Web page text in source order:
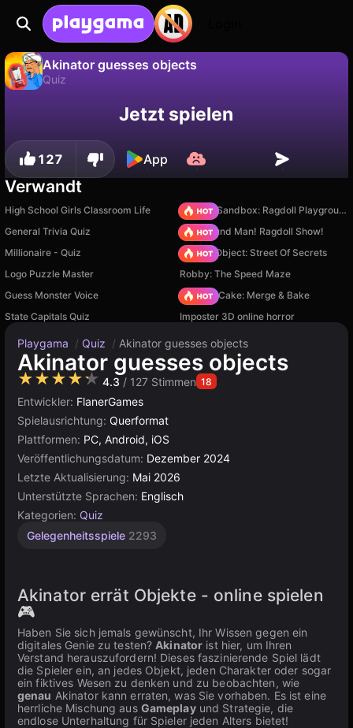
Akinator guesses objects
Quiz
speichern!
Nein
Jetzt spielen
127 App
Verwandt
High School Girls Classroom Life
Sprunki Sandbox: Ragdoll Playground Mode
General Trivia Quiz
Playground Man! Ragdoll Show!
Millionaire - Quiz
Hidden Object: Street Of Secrets
Logo Puzzle Master
Robby: The Speed Maze
Guess Monster Voice
Piece of Cake: Merge & Bake
State Capitals Quiz
Imposter 3D online horror
Playgama / Quiz / Akinator guesses objects
Akinator guesses objects
★★★★★ 4.3 / 127 Stimmen 18
Entwickler: FlanerGames
Spielausrichtung: Querformat
Plattformen: PC, Android, iOS
Veröffentlichungsdatum: Dezember 2024
Letzte Aktualisierung: Mai 2026
Unterstützte Sprachen: Englisch
Kategorien: Quiz
Gelegenheitsspiele 2293
Akinator errät Objekte - online spielen
🎮
Haben Sie sich jemals gewünscht, Ihr Wissen gegen ein
digitales Genie zu testen? Akinator ist hier, um Ihren
Verstand herauszufordern! Dieses faszinierende Spiel lädt
die Spieler ein, an jedes Objekt, jeden Charakter oder sogar
ein fiktives Wesen zu denken und zu beobachten, wie
genau Akinator kann erraten, was Sie vorhaben. Es ist eine
herrliche Mischung aus Gameplayund Strategie, die
endlose Unterhaltung für Spieler jeden Alters bietet!